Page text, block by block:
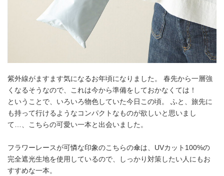
紫外線がますます気になるお年頃になりました。 春先から一層強
くなるそうなので、これは今から準備をしておかなくては！
ということで、いろいろ物色していた今日この頃。 ふと、旅先に
も持って行けるようなコンパクトなものが欲しいと思いまし
て…、こちらの可愛い一本と出会いました。
フラワーレースが可憐な印象のこちらの傘は、UVカット100%の
完全遮光生地を使用しているので、しっかり対策したい人にもお
すすめな一本。